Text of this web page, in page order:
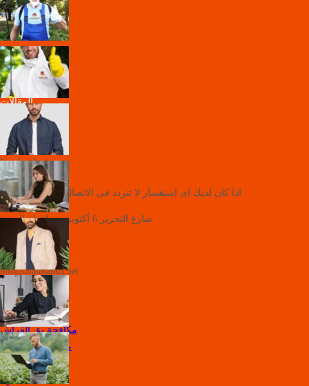
الرئيسية
حول الشركة
الخدمات
الفريق
احجز الان
المقالات
اتصل بنا
المقر الرئيسي
اتصل بنا
اذا كان لديك اى استفسار لا تتردد فى الاتصال بنا فى اى وقت.
شارع التحرير 6 أكتوبر، محافظة الجيزة
+201007011218
خدماتنا
مكافحة بق الفراش
مكافحة الصراصير
مكافحة البعوض
مكافحة القراد